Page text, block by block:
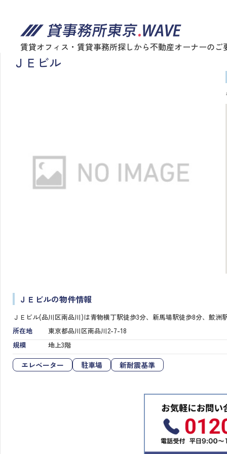
賃貸オフィス・賃貸事務所探しから不動産オーナーのご
ＪＥビル
ＪＥビルの物件情報
ＪＥビル(品川区南品川)は青物横丁駅徒歩3分、新馬場駅徒歩8分、鮫洲
所在地
東京都品川区南品川2-7-18
規模
地上3階
エレベーター 駐車場 新耐震基準